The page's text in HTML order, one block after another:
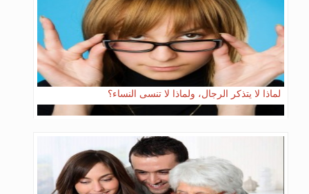
لماذا لا يتذكر الرجال، ولماذا لا تنسى النساء؟